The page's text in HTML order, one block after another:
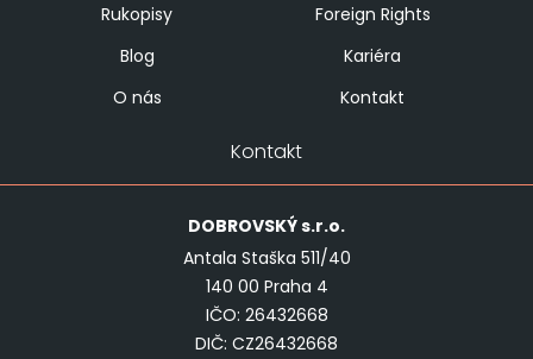
Rukopisy
Foreign Rights
Blog
Kariéra
O nás
Kontakt
Kontakt
DOBROVSKÝs.r.o.
Antala Staška 511/40
140 00 Praha 4
IČO: 26432668
DIČ: CZ26432668